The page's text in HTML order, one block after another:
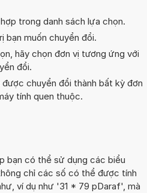
trong danh sách lựa chọn.
bạn muốn chuyển đổi.
hãy chọn đơn vị tương ứng với
đổi.
được chuyển đổi thành bất kỳ đơn
tính quen thuộc.
bạn có thể sử dụng các biểu
chỉ các số có thể được tính
ví dụ như '31 * 79 pDaraf', mà